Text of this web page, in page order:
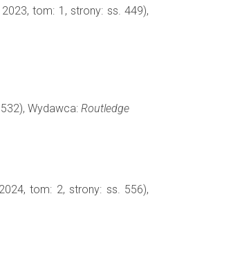
tom: 1, strony: ss. 449),
Wydawca: Routledge
tom: 2, strony: ss. 556),